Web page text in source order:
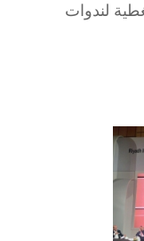
7 مارس 2014م - تغطية لندوات